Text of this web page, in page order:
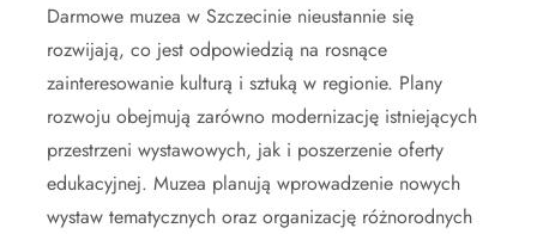
Darmowe muzea w Szczecinie nieustannie się
rozwijają, co jest odpowiedzią na rosnące
zainteresowanie kulturą i sztuką w regionie. Plany
rozwoju obejmują zarówno modernizację istniejących
przestrzeni wystawowych, jak i poszerzenie oferty
edukacyjnej. Muzea planują wprowadzenie nowych
wystaw tematycznych oraz organizację różnorodnych